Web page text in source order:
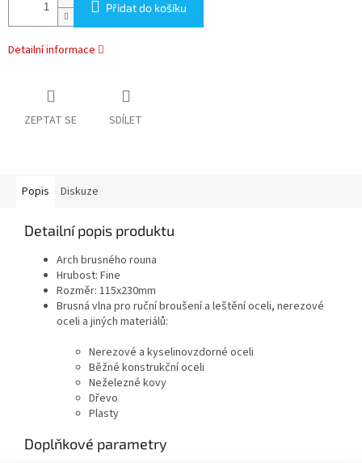
Přidat do košíku
Detailní informace
ZEPTAT SE SDÍLET
Popis Diskuze
Detailní popis produktu
Arch brusného rouna
Hrubost: Fine
Rozměr: 115x230mm
Brusná vlna pro ruční broušení a leštění oceli, nerezové
oceli a jiných materiálů:
Nerezové a kyselinovzdorné oceli
Běžné konstrukční oceli
Neželezné kovy
Dřevo
Plasty
Doplňkové parametry